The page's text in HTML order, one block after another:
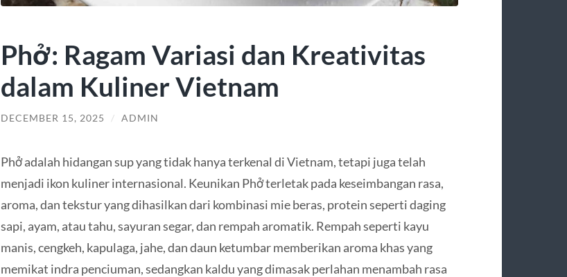
Phở: Ragam Variasi dan Kreativitas
dalam Kuliner Vietnam
DECEMBER 15, 2025 / ADMIN
Phở adalah hidangan sup yang tidak hanya terkenal di Vietnam, tetapi juga telah
menjadi ikon kuliner internasional. Keunikan Phở terletak pada keseimbangan rasa,
aroma, dan tekstur yang dihasilkan dari kombinasi mie beras, protein seperti daging
sapi, ayam, atau tahu, sayuran segar, dan rempah aromatik. Rempah seperti kayu
manis, cengkeh, kapulaga, jahe, dan daun ketumbar memberikan aroma khas yang
memikat indra penciuman, sedangkan kaldu yang dimasak perlahan menambah rasa